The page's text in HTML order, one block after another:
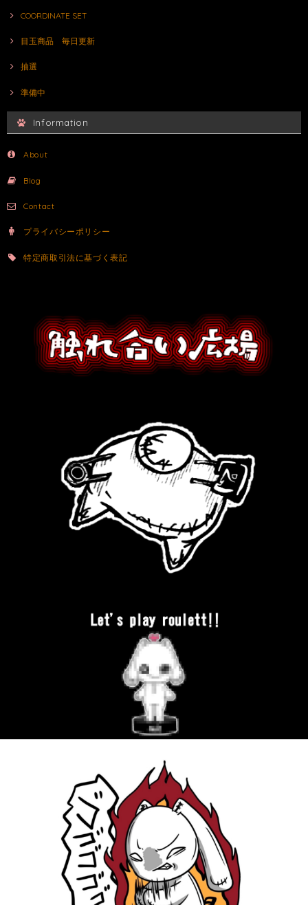
COORDINATE SET
目玉商品 毎日更新
抽選
準備中
Information
About
Blog
Contact
プライバシーポリシー
特定商取引法に基づく表記